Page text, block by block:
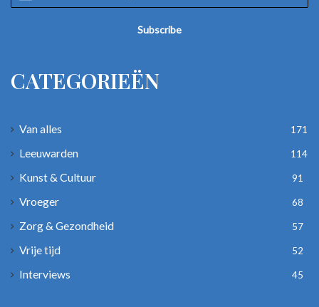
CATEGORIEËN
Van alles 171
Leeuwarden 114
Kunst & Cultuur 91
Vroeger 68
Zorg & Gezondheid 57
Vrije tijd 52
Interviews 45